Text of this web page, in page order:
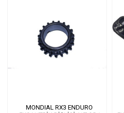
MONDIAL RX3 ENDURO